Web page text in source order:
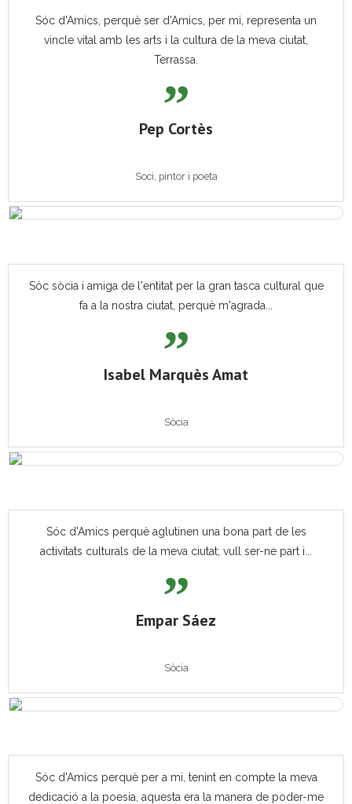
Sóc d'Amics, perquè ser d'Amics, per mi, representa un
vincle vital amb les arts i la cultura de la meva ciutat,
Terrassa.
Pep Cortès
Soci, pintor i poeta
Sóc sòcia i amiga de l'entitat per la gran tasca cultural que
fa a la nostra ciutat, perquè m'agrada...
Isabel Marquès Amat
Sòcia
Sóc d'Amics perquè aglutinen una bona part de les
activitats culturals de la meva ciutat; vull ser-ne part i...
Empar Sáez
Sòcia
Sóc d'Amics perquè per a mi, tenint en compte la meva
dedicació a la poesia, aquesta era la manera de poder-me